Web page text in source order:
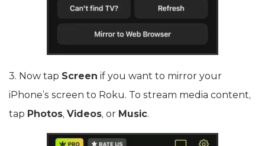
3. Now tap Screen if you want to mirror your
iPhone’s screen to Roku. To stream media content,
tap Photos, Videos, or Music.